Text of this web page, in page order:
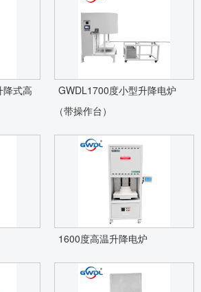
式高
GWDL1700度小型升降电炉
（带操作台）
1600度高温升降电炉